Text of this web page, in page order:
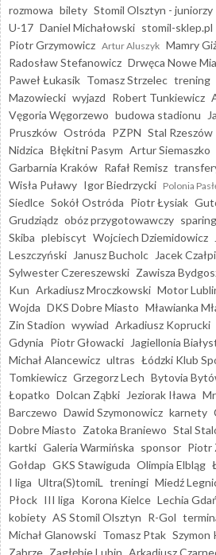
rozmowa bilety Stomil Olsztyn - juniorzy
U-17 Daniel Michałowski stomil-sklep.pl
Piotr Grzymowicz Artur Aluszyk Mamry
Radosław Stefanowicz Drwęca Nowe
Paweł Łukasik Tomasz Strzelec trening
Mazowiecki wyjazd Robert Tunkiewicz
Vęgoria Węgorzewo budowa stadionu
Pruszków Ostróda PZPN Stal Rzeszów
Nidzica Błękitni Pasym Artur Siemaszko
Garbarnia Kraków Rafał Remisz
Wisła Puławy Igor Biedrzycki Polonia
Siedlce Sokół Ostróda Piotr Łysiak
Grudziądz obóz przygotowawczy sparing
Skiba plebiscyt Wojciech Dziemidowicz
Leszczyński
Janusz Bucholc Jacek
Sylwester Czereszewski Zawisza
Kun Arkadiusz Mroczkowski Motor
Wojda DKS Dobre Miasto Mławianka
Zin Stadion wywiad Arkadiusz Koprucki
Gdynia Piotr Głowacki Jagiellonia
Michał Alancewicz ultras Łódzki Klub
Tomkiewicz Grzegorz Lech Bytovia
Łopatko Dolcan Ząbki Jeziorak Iława
Barczewo Dawid Szymonowicz karnety
Dobre Miasto Zatoka Braniewo Stal
kartki Galeria Warmińska sponsor Piotr
Gołdap GKS Stawiguda Olimpia Elbląg
I liga Ultra(S)tomiL treningi Miedź
Płock III liga Korona Kielce Lechia
kobiety AS Stomil Olsztyn R-Gol
Michał Glanowski Tomasz Ptak Szymon
Zabrze Zagłębie Lubin Arkadiusz